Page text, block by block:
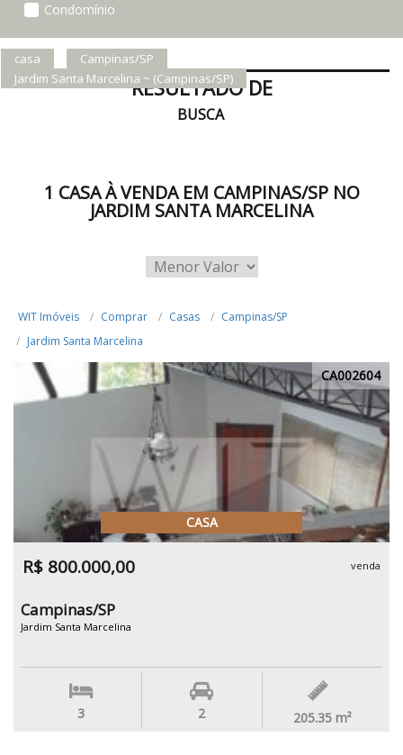
Condomínio
casa
Campinas/SP
Jardim Santa Marcelina ~ (Campinas/SP)
RESULTADO DE
BUSCA
1 CASA À VENDA EM CAMPINAS/SP NO
JARDIM SANTA MARCELINA
WIT Imóveis Comprar Casas
Campinas/SP
Jardim Santa Marcelina
CA002604
CASA
R$ 800.000,00 venda
Campinas/SP
Jardim Santa Marcelina
3 2 205.35 m²